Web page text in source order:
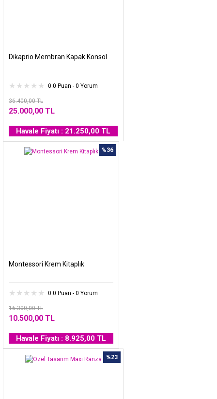
Dikaprio Membran Kapak Konsol
0.0 Puan - 0 Yorum
36.400,00 TL
25.000,00 TL
Havale Fiyatı : 21.250,00 TL
%36
Montessori Krem Kitaplık
0.0 Puan - 0 Yorum
16.300,00 TL
10.500,00 TL
Havale Fiyatı : 8.925,00 TL
%23